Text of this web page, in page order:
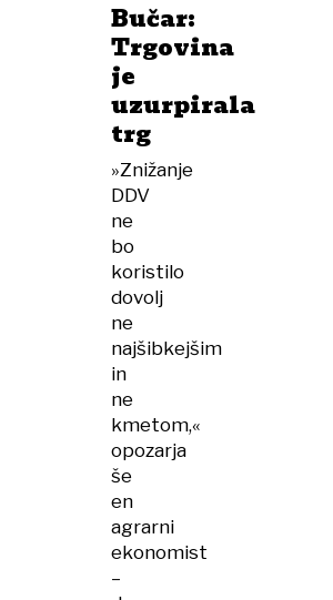
Bučar:
Trgovina
je
uzurpirala
trg
»Znižanje
DDV
ne
bo
koristilo
dovolj
ne
najšibkejšim
in
ne
kmetom,«
opozarja
še
en
agrarni
ekonomist
–